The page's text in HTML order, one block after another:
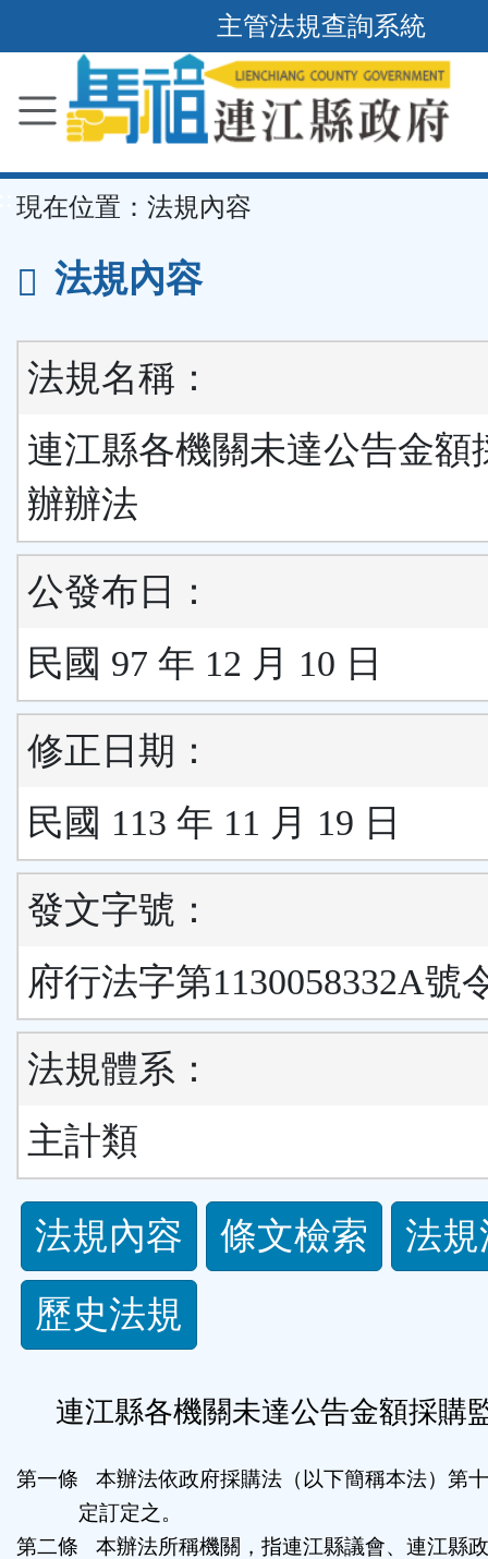
內
容
主管法規查詢系統
現在位置： 法規內容
法規內容
法規名稱：
連江縣各機關未達公告金額
辦辦法
公發布日：
民國 97 年 12 月 10 日
修正日期：
民國 113 年 11 月 19 日
發文字號：
府行法字第1130058332A號
法規體系：
主計類
法
規
功
鈕
區
法規內容 條文檢索
法
歷史法規
連江縣各機關未達公告金額採購
第一條
本辦法依政府採購法（以下簡稱本法）第
定訂定之。
第二條
本辦法所稱機關，指連江縣議會、連江縣